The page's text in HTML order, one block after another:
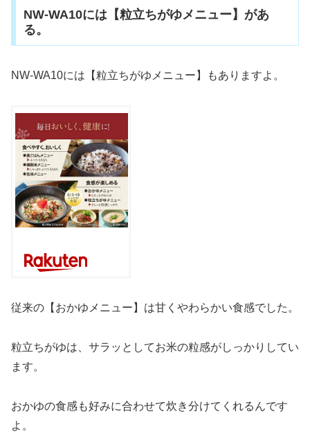
NW-WA10には【粒立ちがゆメニュー】があ
る。
NW-WA10には【粒立ちがゆメニュー】もありますよ。
従来の【おかゆメニュー】は甘くやわらかい食感でした。
粒立ちがゆは、サラッとしてお米の粒感がしっかりしてい
ます。
おかゆの食感も好みに合わせて炊き分けてくれるんです
よ。